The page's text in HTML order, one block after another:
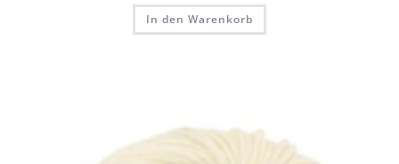
In den Warenkorb